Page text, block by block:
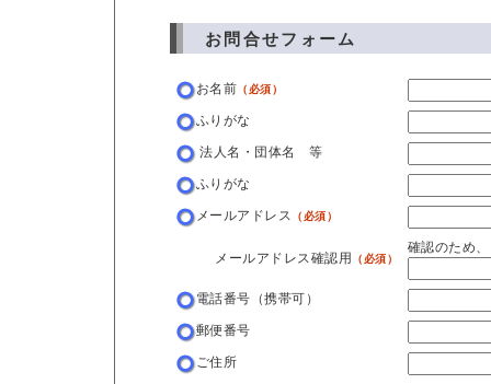
お問合せフォーム
お名前 （必須）
ふりがな
法人名・団体名 等
ふりがな
メールアドレス （必須）
メールアドレス確認用 （必須）
確認のため
電話番号（携帯可）
郵便番号
ご住所